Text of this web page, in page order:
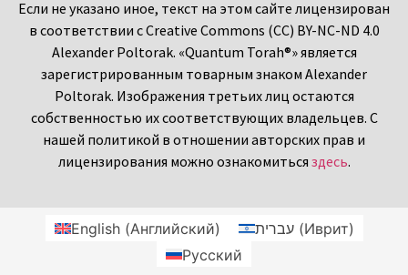
Если не указано иное, текст на этом сайте лицензирован
в соответствии с Creative Commons (CC) BY-NC-ND 4.0
Alexander Poltorak. «Quantum Torah®» является
зарегистрированным товарным знаком Alexander
Poltorak. Изображения третьих лиц остаются
собственностью их соответствующих владельцев. С
нашей политикой в отношении авторских прав и
лицензирования можно ознакомиться здесь.
English(Английский) עברית(Иврит)
Русский